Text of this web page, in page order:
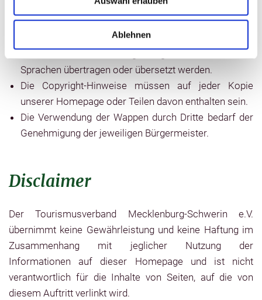
Ablehnen
Ohne schriftliche Einwilligung des
Tourismusverbandes Mecklenburg-Schwerin e.V.
dürfen die Datenbank oder Teile von ihr auch nicht in
Sprachen übertragen oder übersetzt werden.
Die Copyright-Hinweise müssen auf jeder Kopie
unserer Homepage oder Teilen davon enthalten sein.
Die Verwendung der Wappen durch Dritte bedarf der
Genehmigung der jeweiligen Bürgermeister.
Disclaimer
Der Tourismusverband Mecklenburg-Schwerin e.V.
übernimmt keine Gewährleistung und keine Haftung im
Zusammenhang mit jeglicher Nutzung der
Informationen auf dieser Homepage und ist nicht
verantwortlich für die Inhalte von Seiten, auf die von
diesem Auftritt verlinkt wird.